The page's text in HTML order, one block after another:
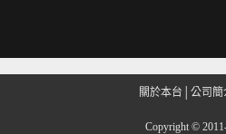
關於本台 公司簡
Copyright ©